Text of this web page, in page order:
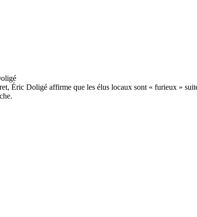
Éric Doligé affirme que les élus locaux sont « furieux »